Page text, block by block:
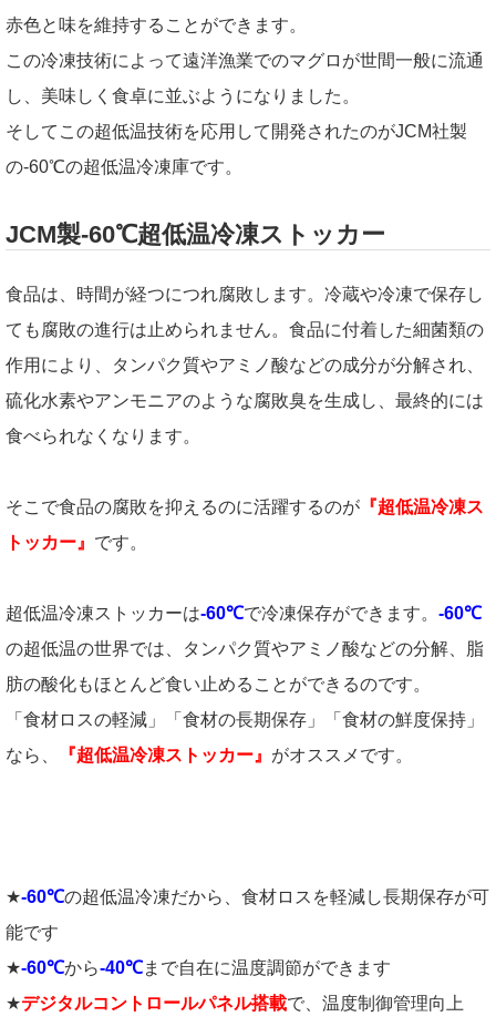
赤色と味を維持することができます。
この冷凍技術によって遠洋漁業でのマグロが世間一般に流通
し、美味しく食卓に並ぶようになりました。
そしてこの超低温技術を応用して開発されたのがJCM社製
の-60℃の超低温冷凍庫です。
JCM製-60℃超低温冷凍ストッカー
食品は、時間が経つにつれ腐敗します。冷蔵や冷凍で保存し
ても腐敗の進行は止められません。食品に付着した細菌類の
作用により、タンパク質やアミノ酸などの成分が分解され、
硫化水素やアンモニアのような腐敗臭を生成し、最終的には
食べられなくなります。
そこで食品の腐敗を抑えるのに活躍するのが 『超低温冷凍ス
トッカー』 です。
超低温冷凍ストッカーは-60℃で冷凍保存ができます。 -60℃
の超低温の世界では、タンパク質やアミノ酸などの分解、脂
肪の酸化もほとんど食い止めることができるのです。
「食材ロスの軽減」「食材の長期保存」「食材の鮮度保持」
なら、
『超低温冷凍ストッカー』 がオススメです。
★-60℃の超低温冷凍だから、食材ロスを軽減し長期保存が可
能です
★-60℃から-40℃まで自在に温度調節ができます
★デジタルコントロールパネル搭載で、温度制御管理向上